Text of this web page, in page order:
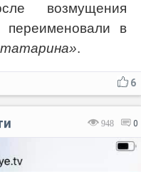
возмущения
переименовали в
.
6
948 0